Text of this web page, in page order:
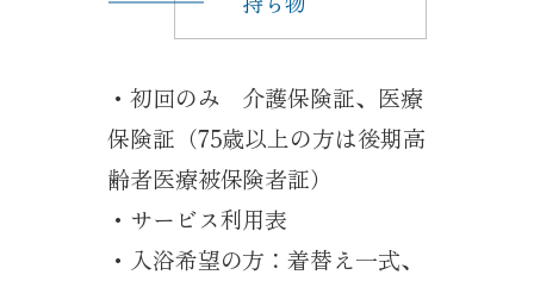
・初回のみ 介護保険証、医療
保険証（75歳以上の方は後期高
齢者医療被保険者証）
・サービス利用表
・入浴希望の方：着替え一式、